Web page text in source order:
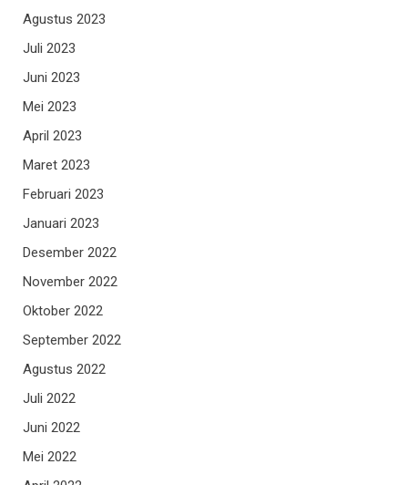
Agustus 2023
Juli 2023
Juni 2023
Mei 2023
April 2023
Maret 2023
Februari 2023
Januari 2023
Desember 2022
November 2022
Oktober 2022
September 2022
Agustus 2022
Juli 2022
Juni 2022
Mei 2022